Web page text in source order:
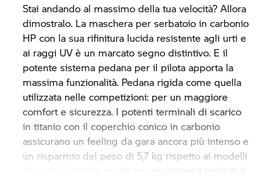
Stai andando al massimo della tua velocità? Allora
dimostralo. La maschera per serbatoio in carbonio
HP con la sua rifinitura lucida resistente agli urti e
ai raggi UV è un marcato segno distintivo. E il
potente sistema pedana per il pilota apporta la
massima funzionalità. Pedana rigida come quella
utilizzata nelle competizioni: per un maggiore
comfort e sicurezza. I potenti terminali di scarico
in titanio con il coperchio conico in carbonio
assicurano un feeling da gara ancora più intenso e
un risparmio del peso di 5,7 kg rispetto ai modelli
di serie. Il miglior modo per registrare i risultati è